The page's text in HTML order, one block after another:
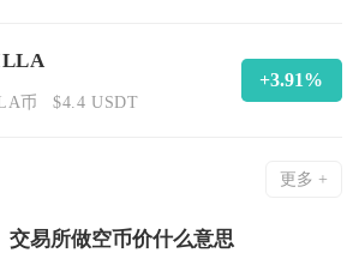
币 $4.4 USDT
+3.91%
更多 +
交易所做空币价什么意思